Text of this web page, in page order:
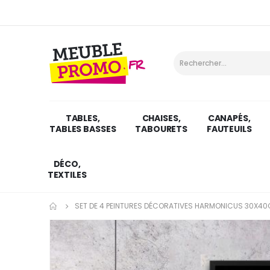
TABLES,
TABLES BASSES
CHAISES,
TABOURETS
CANAPÉS,
FAUTEUILS
DÉCO,
TEXTILES
SET DE 4 PEINTURES DÉCORATIVES HARMONICUS
Skip
to
the